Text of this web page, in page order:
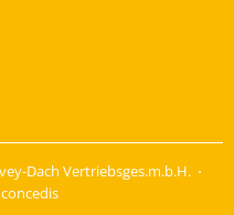
Dach Vertriebsges.m.b.H. ⋅